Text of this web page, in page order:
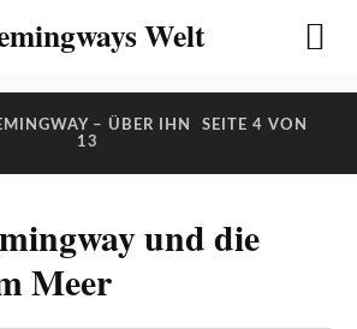
Welt
– ÜBER IHN
SEITE 4 VON
13
und die
Meer